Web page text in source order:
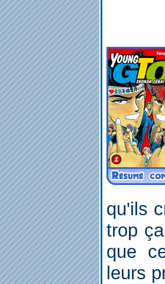
qu'ils
trop
que
leurs